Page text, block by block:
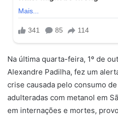
Na última quarta-feira, 1º de
Alexandre Padilha, fez um
crise causada pelo consumo
adulteradas com metanol em
em internações e mortes,